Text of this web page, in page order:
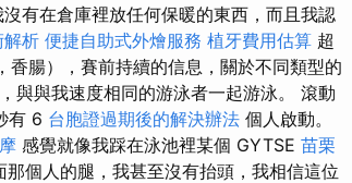
有在倉庫裡放任何保暖的東西，而且我認
解析 便捷自助式外燴服務 植牙費用估算 超
腸），賽前持續的信息，關於不同類型的
與與我速度相同的游泳者一起游泳。 滾動
有 6 台胞證過期後的解決辦法 個人啟動。
感覺就像我踩在泳池裡某個 GYTSE 苗栗
那個人的腿，我甚至沒有抬頭，我相信這位